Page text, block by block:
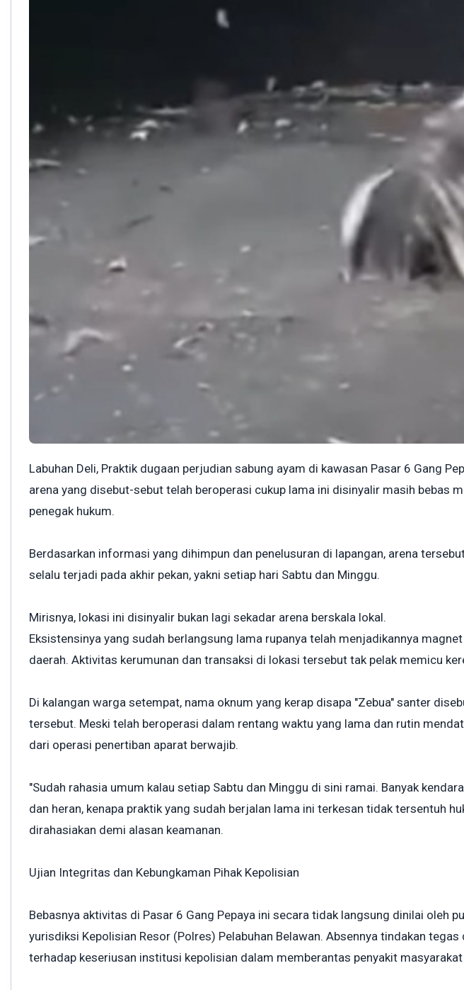
Labuhan Deli, Praktik dugaan perjudian sabung ayam di kawasan Pasar 6 Gang
arena yang disebut-sebut telah beroperasi cukup lama ini disinyalir masih bebas
penegak hukum.
Berdasarkan informasi yang dihimpun dan penelusuran di lapangan, arena
selalu terjadi pada akhir pekan, yakni setiap hari Sabtu dan Minggu.
Mirisnya, lokasi ini disinyalir bukan lagi sekadar arena berskala lokal.
Eksistensinya yang sudah berlangsung lama rupanya telah menjadikannya
daerah. Aktivitas kerumunan dan transaksi di lokasi tersebut tak pelak memicu
Di kalangan warga setempat, nama oknum yang kerap disapa "Zebua" santer
tersebut. Meski telah beroperasi dalam rentang waktu yang lama dan rutin
dari operasi penertiban aparat berwajib.
"Sudah rahasia umum kalau setiap Sabtu dan Minggu di sini ramai. Banyak
dan heran, kenapa praktik yang sudah berjalan lama ini terkesan tidak tersentuh
dirahasiakan demi alasan keamanan.
Ujian Integritas dan Kebungkaman Pihak Kepolisian
Bebasnya aktivitas di Pasar 6 Gang Pepaya ini secara tidak langsung dinilai oleh
yurisdiksi Kepolisian Resor (Polres) Pelabuhan Belawan. Absennya tindakan
terhadap keseriusan institusi kepolisian dalam memberantas penyakit masyarakat